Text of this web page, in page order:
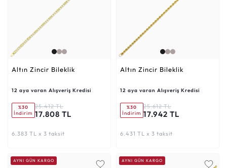
Altın Zincir Bileklik
12 aya varan Alışveriş Kredisi
%30
İndirim
25.412 TL
17.808 TL
6.383 TL x 3 taksit
Altın Zincir Bileklik
12 aya varan Alışveriş Kredisi
%30
İndirim
25.612 TL
17.942 TL
6.431 TL x 3 taksit
AYNI GÜN KARGO AYNI GÜN KARGO